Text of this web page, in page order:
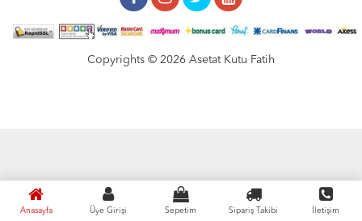
Anasayfa Üye Girişi Sepetim Sipariş Takibi İletişim
Copyrights © 2026 Asetat Kutu Fatih